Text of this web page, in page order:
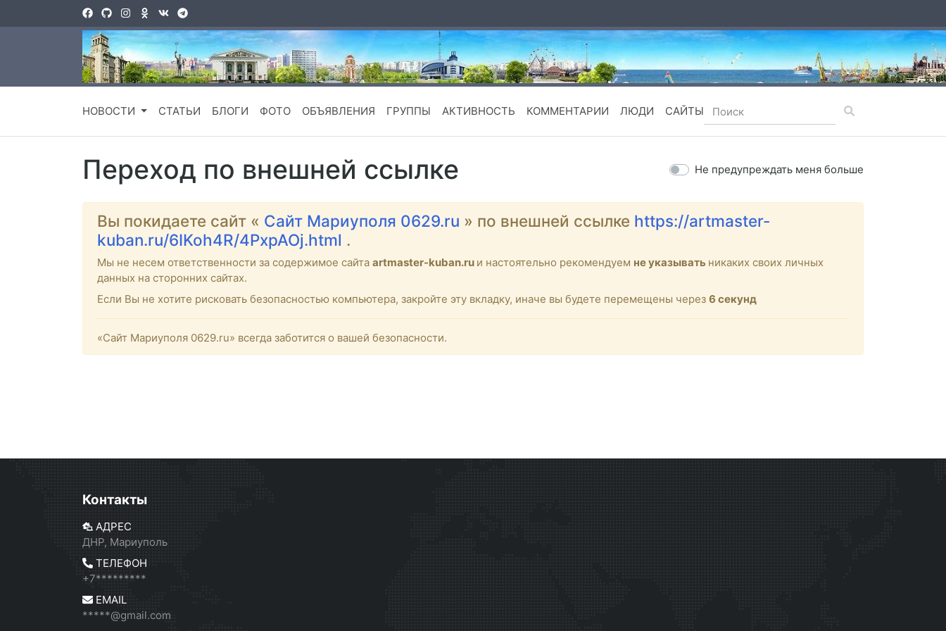
НОВОСТИ СТАТЬИ БЛОГИ ФОТО ОБЪЯВЛЕНИЯ ГРУППЫ АКТИВНОСТЬ КОММЕНТАРИИ ЛЮДИ САЙТЫ
Переход по внешней ссылке Не предупреждать меня больше
Вы покидаете сайт « Сайт Мариуполя 0629.ru » по внешней ссылке https://artmaster-
kuban.ru/6IKoh4R/4PxpAOj.html .
Мы не несем ответственности за содержимое сайта artmaster-kuban.ru и настоятельно рекомендуем не указывать никаких своих личных
данных на сторонних сайтах.
Если Вы не хотите рисковать безопасностью компьютера, закройте эту вкладку, иначе вы будете перемещены через 6 секунд
«Сайт Мариуполя 0629.ru» всегда заботится о вашей безопасности.
Контакты
АДРЕС
ДНР, Мариуполь
ТЕЛЕФОН
+7*********
EMAIL
*****@gmail.com